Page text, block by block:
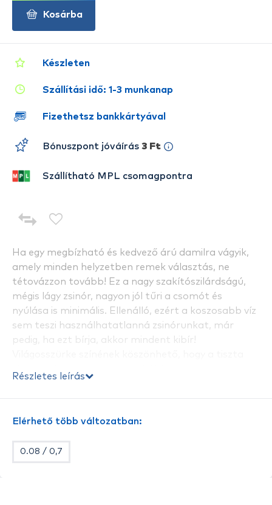
Ha egy megbízható és kedvező árú damilra vágyik,
amely minden helyzetben remek választás, ne
tétovázzon tovább! Ez a nagy szakítószilárdságú,
mégis lágy zsinór, nagyon jól tűri a csomót és
nyúlása is minimális. Ellenálló, ezért a koszosabb víz
sem teszi használhatatlanná zsinórunkat, már
pedig, ha ezt bírja, akkor mindent kibír!
Részletes leírás
Elérhető több változatban:
0.08 / 0,7
Készleten
Szállítási idő: 1-3 munkanap
Fizethetsz bankkártyával
Bónuszpont jóváírás 3 Ft
Szállítható MPL csomagpontra
Kosárba